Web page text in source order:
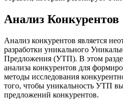
Анализ Конкурентов
Анализ конкурентов является
разработки уникального
Предложения (УТП). В этом
анализа конкурентов для
методы исследования
того, чтобы уникальность УТП
предложений конкурентов.